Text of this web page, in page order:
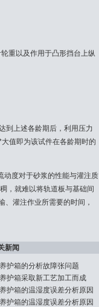
重以及作用于凸形挡台上纵
到上述各龄期后，利用压力
值即为该试件在各龄期时的
动度对于砂浆的性能与灌注质
，就难以将轨道板与基础间
灌注作业所需要的时间，
新闻
养护箱的分析故障张问题
养护箱​采取新工艺加工而成
养护箱的温湿度误差分析原因
养护箱的温湿度误差分析原因